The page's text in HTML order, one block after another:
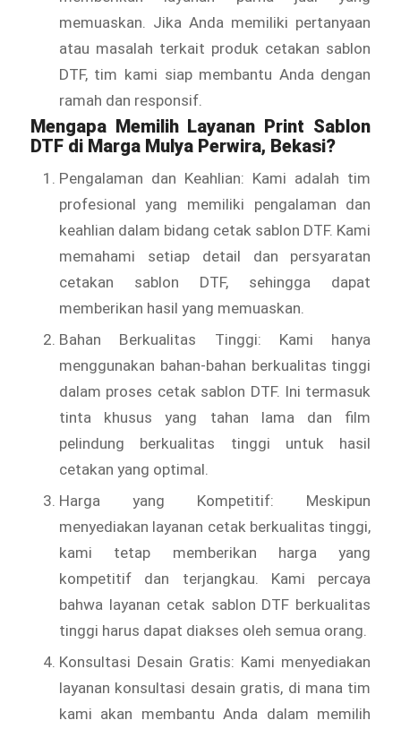
memuaskan. Jika Anda memiliki pertanyaan
atau masalah terkait produk cetakan sablon
DTF, tim kami siap membantu Anda dengan
ramah dan responsif.
Mengapa Memilih Layanan Print Sablon
DTF di Marga Mulya Perwira, Bekasi?
Pengalaman dan Keahlian: Kami adalah tim
profesional yang memiliki pengalaman dan
keahlian dalam bidang cetak sablon DTF. Kami
memahami setiap detail dan persyaratan
cetakan sablon DTF, sehingga dapat
memberikan hasil yang memuaskan.
Bahan Berkualitas Tinggi: Kami hanya
menggunakan bahan-bahan berkualitas tinggi
dalam proses cetak sablon DTF. Ini termasuk
tinta khusus yang tahan lama dan film
pelindung berkualitas tinggi untuk hasil
cetakan yang optimal.
Harga yang Kompetitif: Meskipun
menyediakan layanan cetak berkualitas tinggi,
kami tetap memberikan harga yang
kompetitif dan terjangkau. Kami percaya
bahwa layanan cetak sablon DTF berkualitas
tinggi harus dapat diakses oleh semua orang.
Konsultasi Desain Gratis: Kami menyediakan
layanan konsultasi desain gratis, di mana tim
kami akan membantu Anda dalam memilih